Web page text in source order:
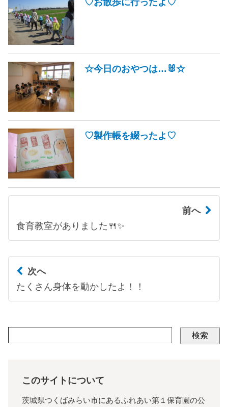
☆今日のおやつは…🐰☆
♡製作帳を綴ったよ♡
前へ
食育教室がありました🍴✨
次へ
たくさん身体を動かしたよ！！
検索
このサイトについて
茨城県つくばみらい市にあるふれあい第１保育園の公